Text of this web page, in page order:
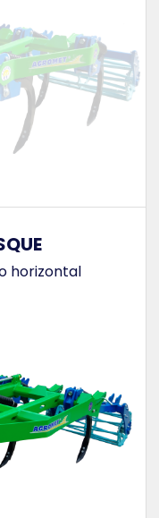
horizontal